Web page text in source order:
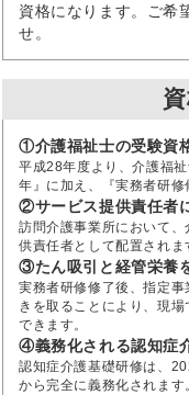
資格になります。ご希
せ。
①介護福祉士の受験資
平成28年度より、介護福
年』に加え、『実務者研修
②サービス提供責任者
訪問介護事業所において
供責任者として配置されま
③たん吸引と経管栄養
実務者研修修了後、指定
きを取ることにより、現
できます。
④義務化される認知症
認知症介護基礎研修は、
から完全に義務化されます